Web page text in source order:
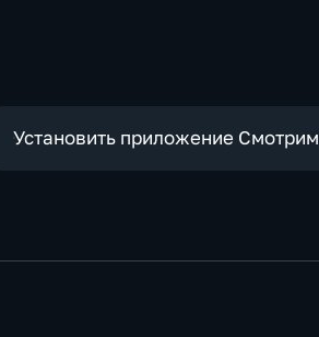
Установить приложение Смотрим